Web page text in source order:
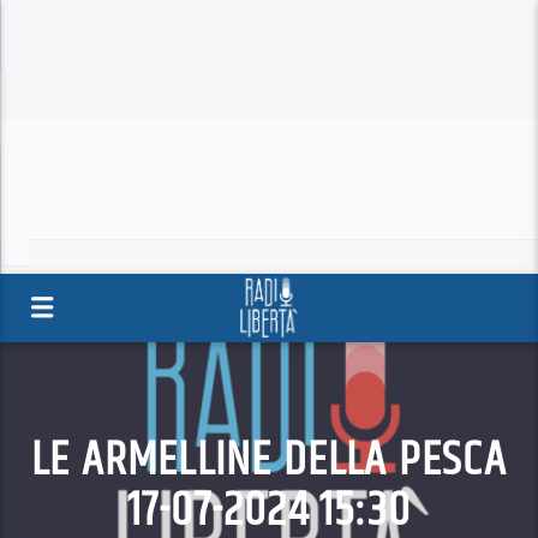
LE ARMELLINE DELLA PESCA
17-07-2024 15:30